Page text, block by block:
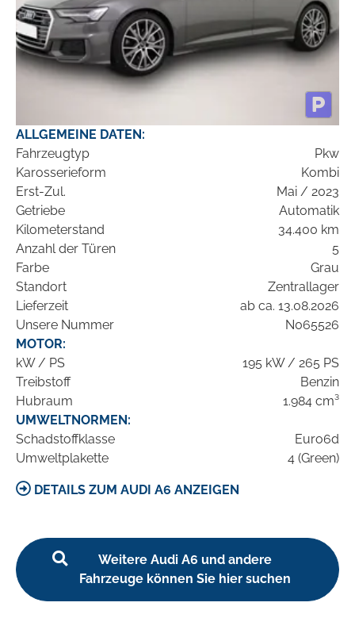
ALLGEMEINE DATEN:
Fahrzeugtyp
Pkw
Karosserieform
Kombi
Erst-Zul.
Mai / 2023
Getriebe
Automatik
Kilometerstand
34.400 km
Anzahl der Türen
5
Farbe
Grau
Standort
Zentrallager
Lieferzeit
ab ca. 13.08.2026
Unsere Nummer
N065526
MOTOR:
kW / PS
195 kW / 265 PS
Treibstoff
Benzin
Hubraum
1.984 cm³
UMWELTNORMEN:
Schadstoffklasse
Euro6d
Umweltplakette
4 (Green)
DETAILS ZUM AUDI A6 ANZEIGEN
Weitere Audi A6 und andere
Fahrzeuge können Sie hier suchen